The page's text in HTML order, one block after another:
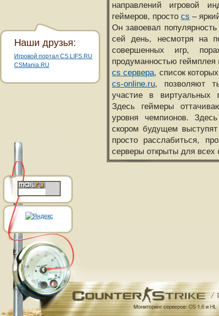
направлений игровой
геймеров, простоcs –
Он завоевал
сей день, несмотря на
совершенных игр,
продуманностью
cs сервера, список
cs-online.ru, позволяют
участие в виртуальных
Здесь геймеры
уровня чемпионов.
скором будущем
просто расслабиться,
серверы открыты для всех
Наши друзья:
Игровой портал CS.LIFS.RU
CSMania.RU